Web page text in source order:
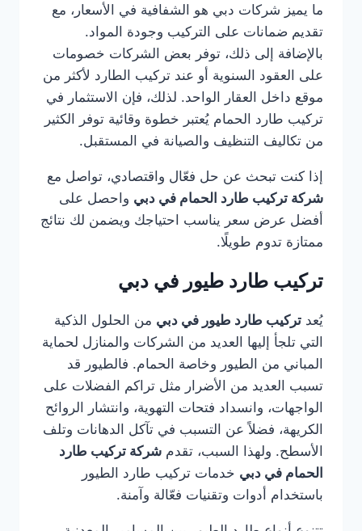
ما يميز شركات دبي هو الشفافية في الأسعار، مع
تقديم ضمانات على التركيب وجودة المواد.
بالإضافة إلى ذلك، توفر بعض الشركات خصومات
على العقود السنوية أو عند تركيب الطارد لأكثر من
موقع داخل العقار الواحد. لذلك، فإن الاستثمار في
تركيب طارد الحمام يُعتبر خطوة وقائية توفر الكثير
من تكاليف التنظيف والصيانة في المستقبل.
إذا كنت تبحث عن حل فعّال واقتصادي، تواصل مع
شركة تركيب طارد الحمام في دبي واحصل على
أفضل عرض سعر يناسب احتياجك ويضمن لك نتائج
ممتازة تدوم طويلًا.
تركيب طارد طيور في دبي
يُعد تركيب طارد طيور في دبي من الحلول الذكية
التي تلجأ إليها العديد من الشركات والمنازل لحماية
المباني من الطيور وخاصة الحمام. فالطيور قد
تسبب العديد من الأضرار مثل تراكم الفضلات على
الواجهات، وانسداد فتحات التهوية، وانتشار الروائح
الكريهة، فضلاً عن التسبب في تآكل الدهانات وتلف
الأسطح. ولهذا السبب، تقدم شركة تركيب طارد
الحمام في دبي خدمات تركيب طارد الطيور
باستخدام أدوات وتقنيات فعّالة وآمنة.